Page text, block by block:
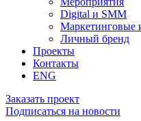
Digital и SMM
Маркетинговые
Личный бренд
Проекты
Контакты
ENG
Заказать проект
Подписаться на новости